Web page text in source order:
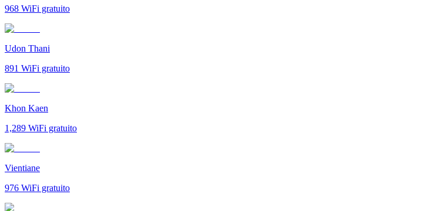
968 WiFi gratuito
Udon Thani
891 WiFi gratuito
Khon Kaen
1,289 WiFi gratuito
Vientiane
976 WiFi gratuito